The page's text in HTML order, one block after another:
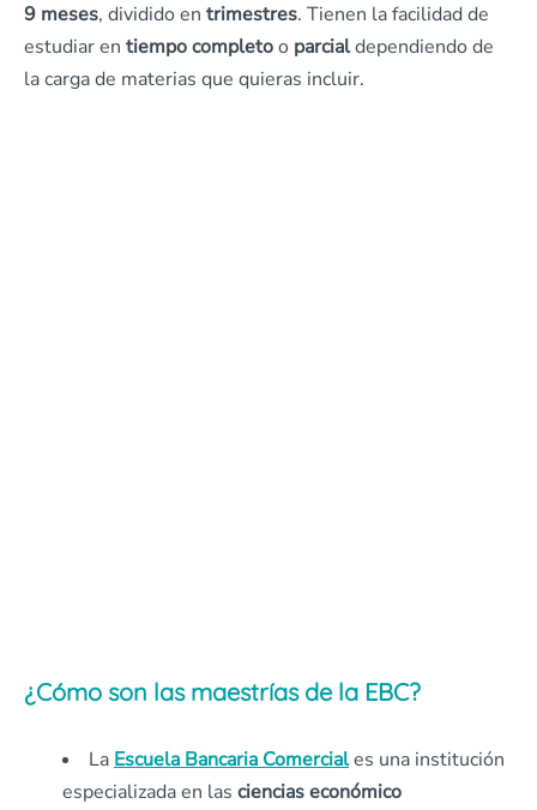
9 meses, dividido en trimestres. Tienen la facilidad de
estudiar en tiempo completoo parcialdependiendo de
la carga de materias que quieras incluir.
¿Cómo son las maestrías de la EBC?
La Escuela Bancaria Comerciales una institución
especializada en las ciencias económico